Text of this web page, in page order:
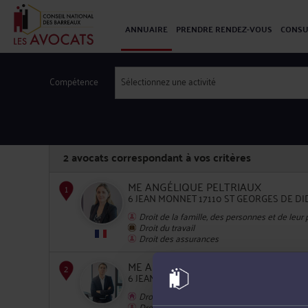
ANNUAIRE PRENDRE RENDEZ-VOUS
Compétence Sélectionnez une activité
2 avocats correspondant à vos critères
ME ANGÉLIQUE PELTRIAUX
6 JEAN MONNET 17110 ST GEORGES DE
Droit de la famille, des personnes et de
Droit du travail
Droit des assurances
ME ANTOINE GAIRE
6 JEAN MONNET 17110 ST GEORGES DE
Droit immobilier